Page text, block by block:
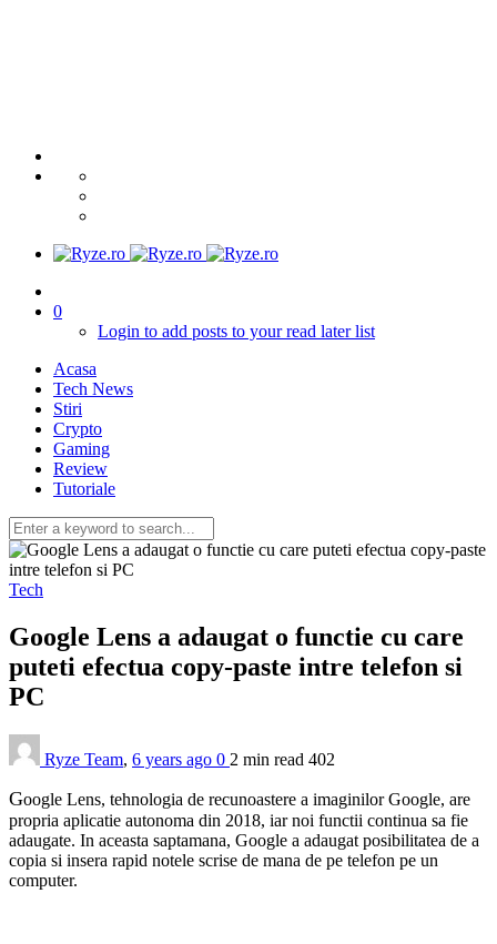
0
Login to add posts to your read later list
Acasa
Tech News
Stiri
Crypto
Gaming
Review
Tutoriale
Tech
Google Lens a adaugat o functie cu care
puteti efectua copy-paste intre telefon si
PC
Ryze Team, 6 years ago 0 2 min read 402
Google Lens, tehnologia de recunoastere a imaginilor Google, are
propria aplicatie autonoma din 2018, iar noi functii continua sa fie
adaugate. In aceasta saptamana, Google a adaugat posibilitatea de a
copia si insera rapid notele scrise de mana de pe telefon pe un
computer.